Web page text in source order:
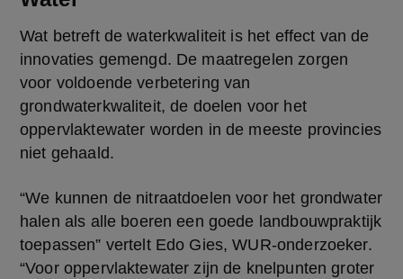
Wat betreft de waterkwaliteit is het effect van de
innovaties gemengd. De maatregelen zorgen
voor voldoende verbetering van
grondwaterkwaliteit, de doelen voor het
oppervlaktewater worden in de meeste provincies
niet gehaald.
“We kunnen de nitraatdoelen voor het grondwater
halen als alle boeren een goede landbouwpraktijk
toepassen” vertelt Edo Gies, WUR-onderzoeker.
“Voor oppervlaktewater zijn de knelpunten groter